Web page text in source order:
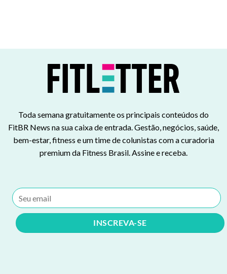
Toda semana gratuitamente os principais conteúdos do
FitBR News na sua caixa de entrada. Gestão, negócios, saúde,
bem-estar, fitness e um time de colunistas com a curadoria
premium da Fitness Brasil. Assine e receba.